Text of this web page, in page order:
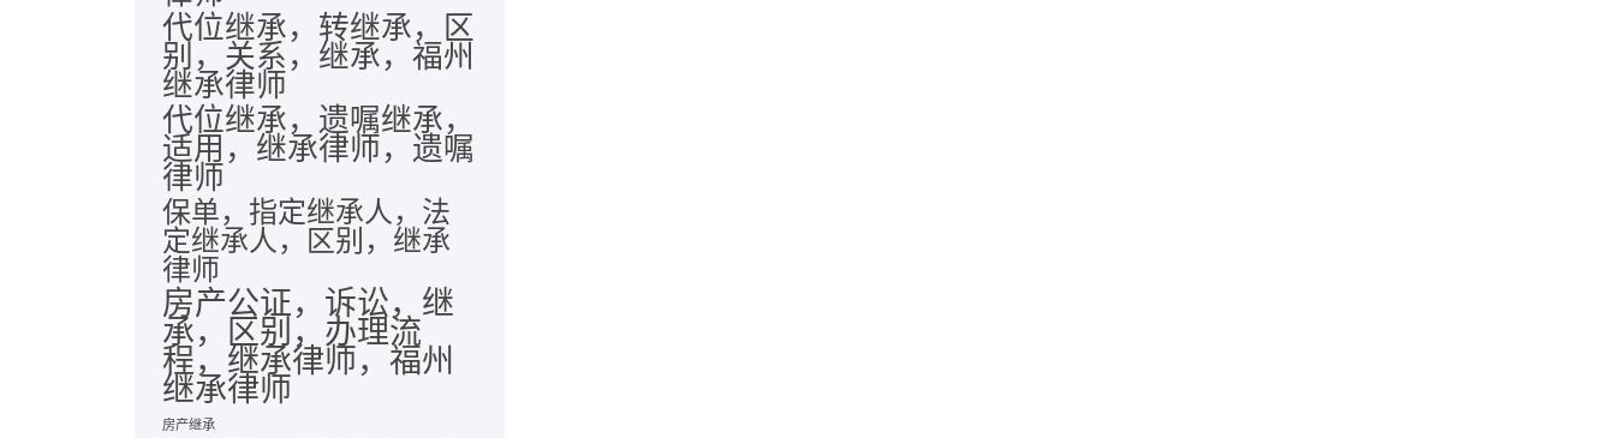
代位继承，转继承，区
别，关系，继承，福州
继承律师
代位继承，遗嘱继承，
适用，继承律师，遗嘱
律师
保单，指定继承人，法
定继承人，区别，继承
律师
房产公证，诉讼，继
承，区别，办理流
程，继承律师，福州
继承律师
房产继承